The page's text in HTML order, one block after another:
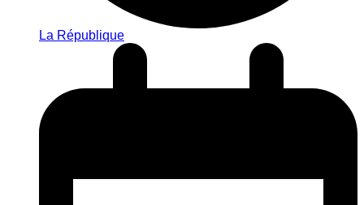
La République